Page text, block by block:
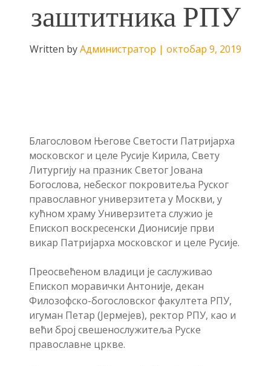
заштитника РПУ
Written byАдминистратор | октобар 9, 2019
Благословом Његове Светости Патријарха
московског и целе Русије Кирила, Свету
Литургију на празник Светог Јована
Богослова, небеског покровитеља Руског
православног универзитета у Москви, у
кућном храму Универзитета служио је
Епископ воскресенски Дионисије први
викар Патријарха московског и целе Русије.
Преосвећеном владици је саслуживао
Епископ моравички Антоније, декан
Филозофско-богословског факултета РПУ,
игуман Петар (Јермејев), ректор РПУ, као и
већи број свешенослужитеља Руске
православне цркве.